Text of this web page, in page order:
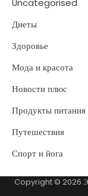
Uncategorised
Диеты
Здоровье
Мода и красота
Новости плюс
Продукты питания
Путешествия
Спорт и йога
Copyright © 2026